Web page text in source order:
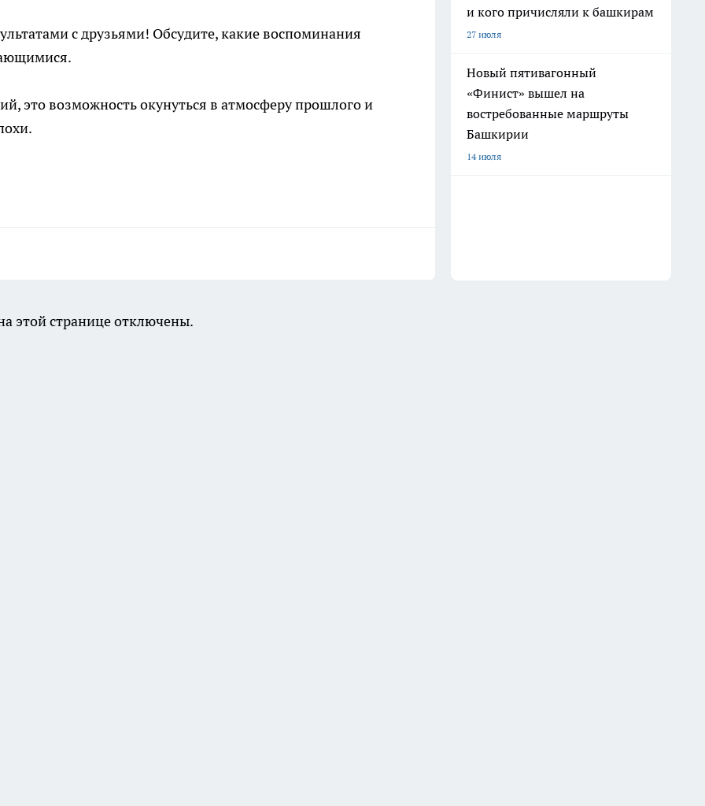
с друзьями! Обсудите, какие воспоминания
это возможность окунуться в атмосферу прошлого и
и кого причисляли к башкирам
27 июля
Новый пятивагонный
«Финист» вышел на
востребованные маршруты
Башкирии
14 июля
этой странице отключены.